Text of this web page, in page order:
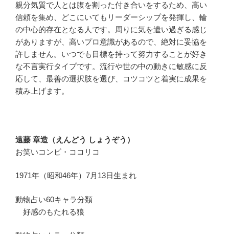
親分気質で人とは腹を割った付き合いをするため、高い
信頼を集め、どこにいてもリーダーシップを発揮し、輪
の中心的存在となる人です。周りに気を遣い過ぎる感じ
がありますが、高いプロ意識があるので、絶対に妥協を
許しません。いつでも目標を持って努力することが好き
な不言実行タイプです。流行や世の中の動きに敏感に反
応して、最善の選択肢を選び、コツコツと着実に成果を
積み上げます。
遠藤 章造（えんどう しょうぞう）
お笑いコンビ・ココリコ
1971年（昭和46年）7月13日生まれ
動物占い60キャラ分類
好感のもたれる狼